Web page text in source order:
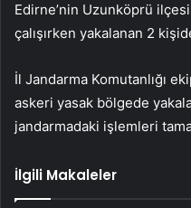
Edirne’nin Uzunköprü
çalışırken yakalanan 2
İl Jandarma Komutanlığı
askeri yasak bölgede
jandarmadaki işlemleri
İlgili Makaleler